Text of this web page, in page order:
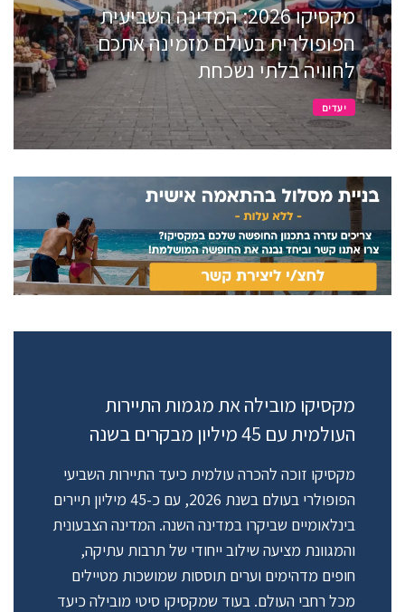
מקסיקו 2026: המדינה השביעית
הפופולרית בעולם מזמינה אתכם
לחוויה בלתי נשכחת
יעדים
מקסיקו מובילה את מגמות התיירות
העולמית עם 45 מיליון מבקרים בשנה
מקסיקו זוכה להכרה עולמית כיעד התיירות השביעי
הפופולרי בעולם בשנת 2026, עם כ-45 מיליון תיירים
בינלאומיים שביקרו במדינה השנה. המדינה הצבעונית
והמגוונת מציעה שילוב ייחודי של תרבות עתיקה,
חופים מדהימים וערים תוססות שמושכות מטיילים
מכל רחבי העולם. בעוד שמקסיקו סיטי מובילה כיעד